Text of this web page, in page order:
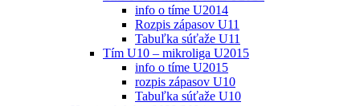
info o tíme U2014
Rozpis zápasov U11
Tabuľka súťaže U11
Tím U10 – mikroliga U2015
info o tíme U2015
rozpis zápasov U10
Tabuľka súťaže U10